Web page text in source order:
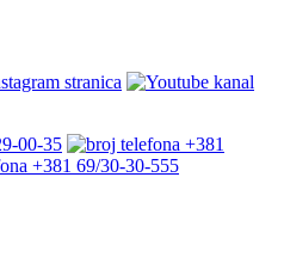
00-35
+381
+381 69/30-30-555